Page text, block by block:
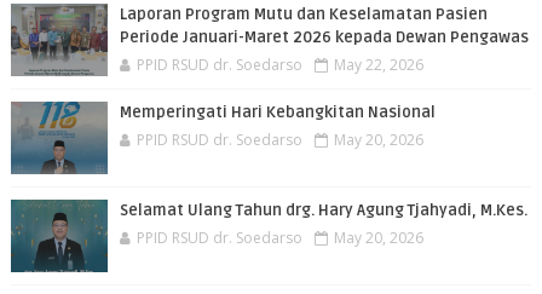
Laporan Program Mutu dan Keselamatan Pasien
Periode Januari-Maret 2026 kepada Dewan Pengawas
PPID RSUD dr. Soedarso May 22, 2026
Memperingati Hari Kebangkitan Nasional
PPID RSUD dr. Soedarso May 20, 2026
Selamat Ulang Tahun drg. Hary Agung Tjahyadi, M.Kes.
PPID RSUD dr. Soedarso May 20, 2026